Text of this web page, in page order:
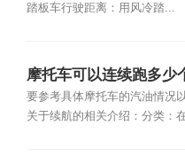
踏板车行驶距离：用风冷踏...
摩托车可以连续跑多少
要参考具体摩托车的汽油情况
关于续航的相关介绍：分类：